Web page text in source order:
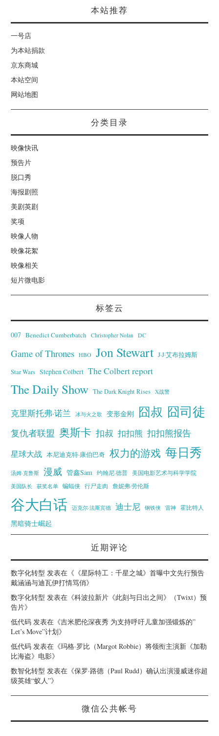
本站推荐
一号店
为本站捐款
京东商城
本站空间
网站地图
分类目录
映像快讯
预告片
脱口秀
海报剧照
美剧英剧
奖项
映像人物
映像花絮
映像相关
短片微电影
标签云
007 Benedict Cumberbatch Christopher Nolan DC
Game of Thrones HBO Jon Stewart J·J·艾布拉姆斯
Star Wars Stephen Colbert The Colbert report
The Daily Show The Dark Knight Rises X战警
克里斯托弗·诺兰 冰与火之歌 变形金刚 囧叔 囧司徒
复仇者联盟 奥斯卡 扣叔 扣扣熊 扣扣熊报告
星球大战 本尼迪克特·康伯巴奇 权力的游戏 每日秀
汤姆·克鲁斯 漫威 管鑫Sam 约翰尼·德普
美国电影艺术与科学学院
美国队长
获奖名单 蝙蝠侠 行尸走肉 詹妮弗·劳伦斯
谷大白话 迈克尔·法斯宾德 迪士尼 钢铁侠 雷神 霍比特人
黑暗骑士崛起
近期评论
数字化转型 发表在《 《星际特工：千星之城》首曝中文先行预告
戴涵涵与迪瓦伊打情骂俏》
数字化转型 发表在《科波拉新片《此刻与日出之间》（Twixt）预
告片》
低代码 发表在《吉米肥伦深夜秀 为支持呼吁儿童加强锻炼的”
Let’s Move”计划》
低代码 发表在《玛格·罗比（Margot Robbie）将领衔主演新《加勒
比海盗》电影》
数智化转型 发表在《保罗·路德（Paul Rudd）确认出演漫威迷你超
级英雄“蚁人”》
微信公共帐号